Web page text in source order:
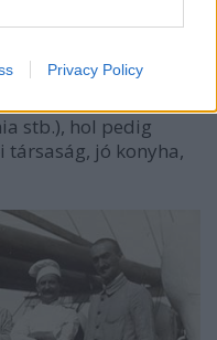
Privacy Policy
körülményeit, hol
stb.), hol pedig
jó konyha,